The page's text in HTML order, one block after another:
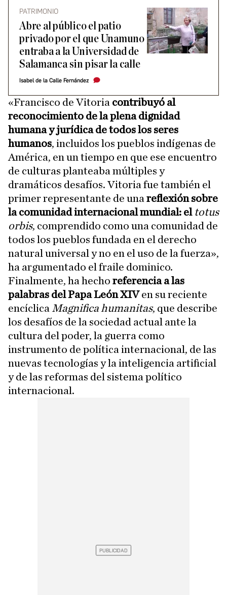
PATRIMONIO
Abre al público el patio
privado por el que Unamuno
entraba a la Universidad de
Salamanca sin pisar la calle
Isabel de la Calle Fernández
«Francisco de Vitoria contribuyó al
reconocimiento de la plena dignidad
humana y jurídica de todos los seres
humanos, incluidos los pueblos indígenas de
América, en un tiempo en que ese encuentro
de culturas planteaba múltiples y
dramáticos desafíos. Vitoria fue también el
primer representante de una reflexión sobre
la comunidad internacional mundial: eltotus
orbis, comprendido como una comunidad de
todos los pueblos fundada en el derecho
natural universal y no en el uso de la fuerza»,
ha argumentado el fraile dominico.
Finalmente, ha hecho referencia a las
palabras del Papa León XIVen su reciente
encíclica Magnifica humanitas, que describe
los desafíos de la sociedad actual ante la
cultura del poder, la guerra como
instrumento de política internacional, de las
nuevas tecnologías y la inteligencia artificial
y de las reformas del sistema político
internacional.